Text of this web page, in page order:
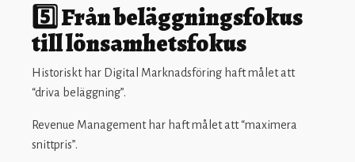
5️⃣ Från beläggningsfokus
till lönsamhetsfokus
Historiskt har Digital Marknadsföring haft målet att
“driva beläggning”.
Revenue Management har haft målet att “maximera
snittpris”.